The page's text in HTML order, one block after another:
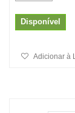
Disponível
Adicionar à